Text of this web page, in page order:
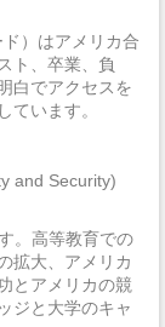
）はアメリカ合
ト、卒業、負
白でアクセスを
ています。
and Security)
。高等教育での
拡大、アメリカ
とアメリカの競
ジと大学のキャ